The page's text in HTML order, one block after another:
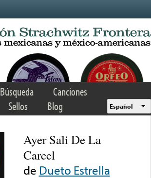
Búsqueda
Canciones
Sellos Blog Español
Ayer Sali De La
Carcel
de Dueto Estrella